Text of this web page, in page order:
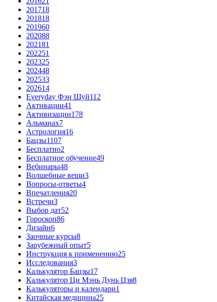
201718
201818
201960
202088
202181
202251
202325
202448
202533
202614
Everyday Фэн Шуй112
Активации41
Активизации178
Альманах7
Астрология16
Бацзы1107
Бесплатно2
Бесплатное обучение49
Вебинары48
Волшебные вещи3
Вопросы-ответы4
Впечатления20
Встречи3
Выбор дат52
Гороскоп86
Дизайн6
Заочные курсы8
Зарубежный опыт5
Инструкция к применению25
Исследования3
Калькулятор Бацзы17
Калькулятор Ци Мэнь Дунь Цзя8
Калькуляторы и календари1
Китайская медицина25